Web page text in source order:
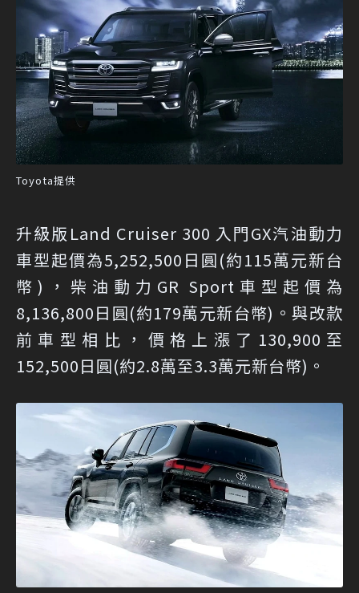
Toyota提供
升級版Land Cruiser 300 入門GX汽油動力
車型起價為5,252,500日圓(約115萬元新台
幣)，柴油動力GR Sport車型起價為
8,136,800日圓(約179萬元新台幣)。與改款
前車型相比，價格上漲了130,900至
152,500日圓(約2.8萬至3.3萬元新台幣)。